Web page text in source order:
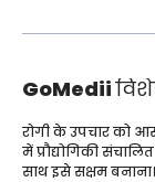
GoMedii
रोगी के उपचार को
में प्रौद्योगिकी
साथ इसे सक्षम बनाना।